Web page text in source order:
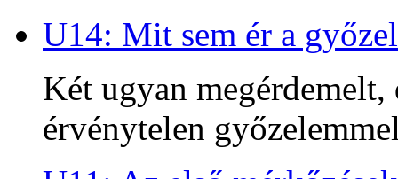
U14: Mit sem ér a
Két ugyan
érvénytelen